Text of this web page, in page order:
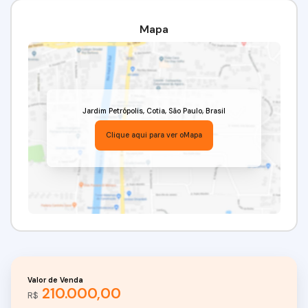
Mapa
Jardim Petrópolis, Cotia, São Paulo, Brasil
Clique aqui para ver oMapa
R$ 210.000,00
Valor de Venda